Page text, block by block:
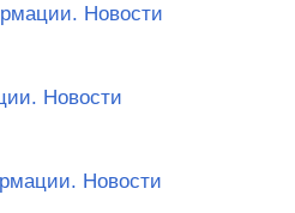
Новости
Новости
Новости